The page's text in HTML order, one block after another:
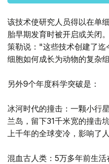
该技术使研究人员得以在单
胎早期发育时被开启或关闭
策勒说："这些技术创建了迄
细胞如何成长为动物的复杂
另外9个年度科学突破是：
冰河时代的撞击：一颗小行
兰岛，留下31千米宽的撞击
上千年的全球变冷，影响了人
混血古人类：5万多年前生